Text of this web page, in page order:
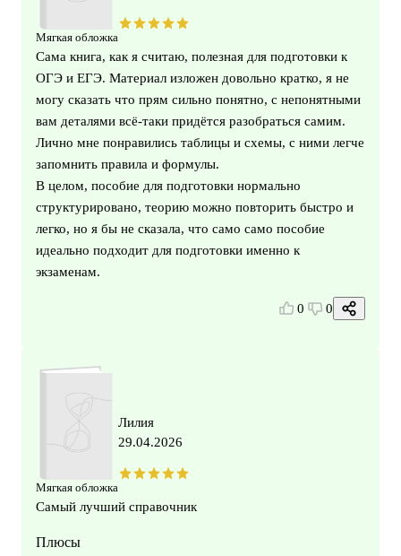
Мягкая обложка
Сама книга, как я считаю, полезная для подготовки к
ОГЭ и ЕГЭ. Материал изложен довольно кратко, я не
могу сказать что прям сильно понятно, с непонятными
вам деталями всё-таки придётся разобраться самим.
Лично мне понравились таблицы и схемы, с ними легче
запомнить правила и формулы.
В целом, пособие для подготовки нормально
структурировано, теорию можно повторить быстро и
легко, но я бы не сказала, что само само пособие
идеально подходит для подготовки именно к
экзаменам.
0 0
Мягкая обложка
Лилия
29.04.2026
Самый лучший справочник
Плюсы